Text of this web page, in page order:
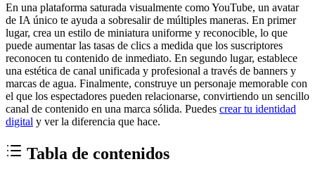
En una plataforma saturada visualmente como YouTube, un avatar
de IA único te ayuda a sobresalir de múltiples maneras. En primer
lugar, crea un estilo de miniatura uniforme y reconocible, lo que
puede aumentar las tasas de clics a medida que los suscriptores
reconocen tu contenido de inmediato. En segundo lugar, establece
una estética de canal unificada y profesional a través de banners y
marcas de agua. Finalmente, construye un personaje memorable con
el que los espectadores pueden relacionarse, convirtiendo un sencillo
canal de contenido en una marca sólida. Puedes crear tu identidad
digital y ver la diferencia que hace.
Tabla de contenidos